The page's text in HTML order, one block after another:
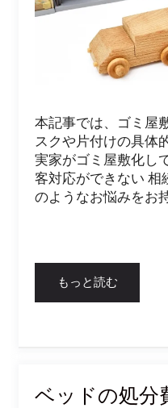
本記事では、ゴミ屋
スクや片付けの具体
実家がゴミ屋敷化し
客対応ができない 相
のようなお悩みをお
もっと読む
ベッドの処分